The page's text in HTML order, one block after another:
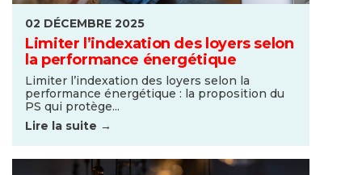
02 DÉCEMBRE 2025
Limiter l’indexation des loyers selon
la performance énergétique
Limiter l’indexation des loyers selon la
performance énergétique : la proposition du
PS qui protège...
Lire la suite →